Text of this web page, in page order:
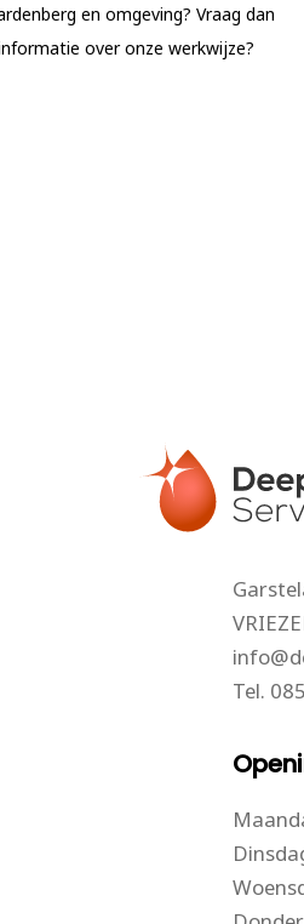
en omgeving? Vraag dan
over onze werkwijze?
Tel.